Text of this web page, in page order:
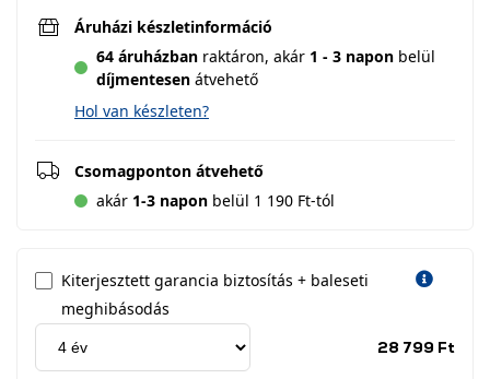
Áruházi készletinformáció
64 áruházban raktáron, akár 1 - 3 napon belül
díjmentesen átvehető
Hol van készleten?
Csomagponton átvehető
akár 1-3 napon belül 1 190 Ft-tól
Kiterjesztett garancia biztosítás + baleseti
meghibásodás
28 799 Ft